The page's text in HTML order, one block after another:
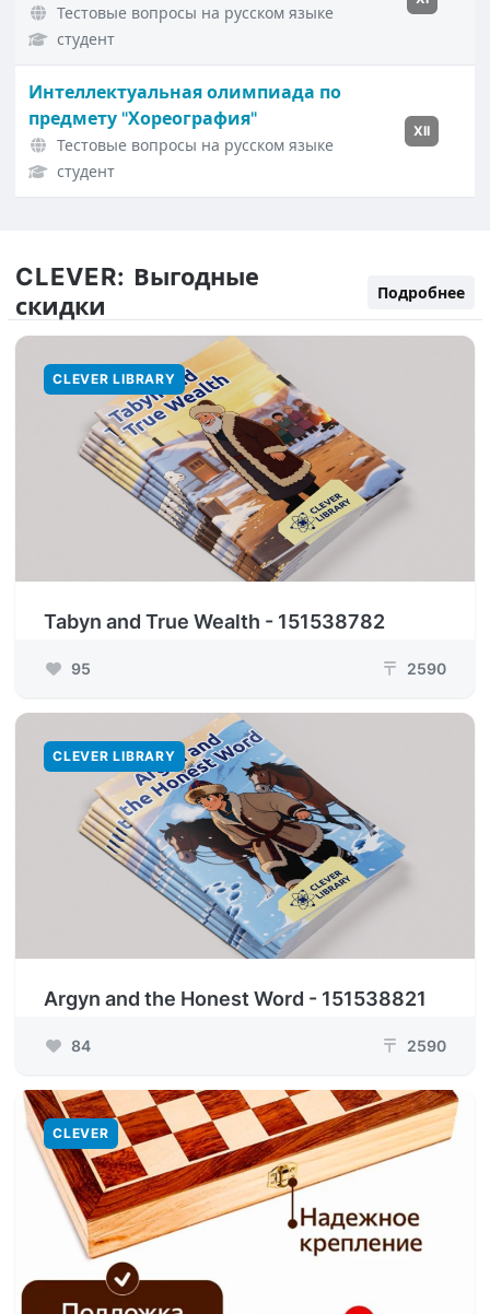
Тестовые вопросы на русском языке
студент
Интеллектуальная олимпиада по
предмету "Хореография"
Тестовые вопросы на русском языке
студент
XII
CLEVER: Выгодные
скидки
Подробнее
CLEVER LIBRARY
Tabyn and True Wealth - 151538782
95 ₸ 2590
CLEVER LIBRARY
Argyn and the Honest Word - 151538821
84 ₸ 2590
CLEVER